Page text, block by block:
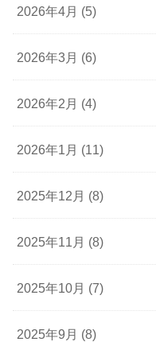
2026年4月 (5)
2026年3月 (6)
2026年2月 (4)
2026年1月 (11)
2025年12月 (8)
2025年11月 (8)
2025年10月 (7)
2025年9月 (8)